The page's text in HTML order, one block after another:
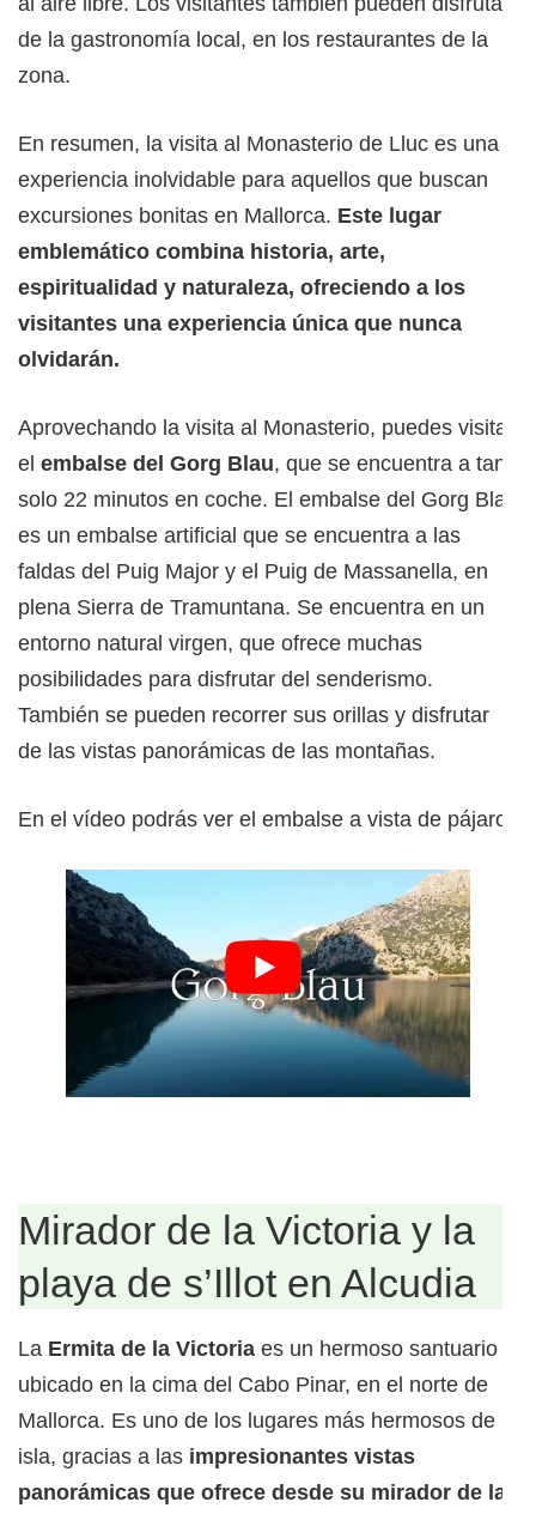
de la gastronomía local, en los restaurantes de la
zona.
En resumen, la visita al Monasterio de Lluc es una
experiencia inolvidable para aquellos que buscan
excursiones bonitas en Mallorca. Este lugar
emblemático combina historia, arte,
espiritualidad y naturaleza, ofreciendo a los
visitantes una experiencia única que nunca
olvidarán.
Aprovechando la visita al Monasterio, puedes visitar
el embalse del Gorg Blau, que se encuentra a tan
solo 22 minutos en coche. El embalse del Gorg Blau
es un embalse artificial que se encuentra a las
faldas del Puig Major y el Puig de Massanella, en
plena Sierra de Tramuntana. Se encuentra en un
entorno natural virgen, que ofrece muchas
posibilidades para disfrutar del senderismo.
También se pueden recorrer sus orillas y disfrutar
de las vistas panorámicas de las montañas.
En el vídeo podrás ver el embalse a vista de pájaro.
Mirador de la Victoria y la
playa de s’Illot en Alcudia
La Ermita de la Victoria es un hermoso santuario
ubicado en la cima del Cabo Pinar, en el norte de
Mallorca. Es uno de los lugares más hermosos de la
isla, gracias a las impresionantes vistas
panorámicas que ofrece desde su mirador de la